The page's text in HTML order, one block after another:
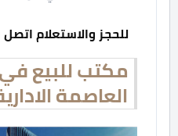
للحجز والاستعلام
مكتب للبيع في
العاصمة